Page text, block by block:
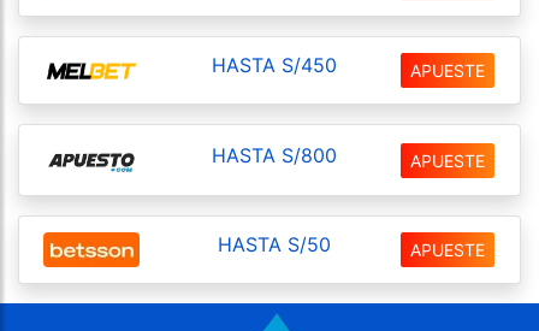
HASTA S/450 APUESTE
HASTA S/800 APUESTE
HASTA S/50 APUESTE